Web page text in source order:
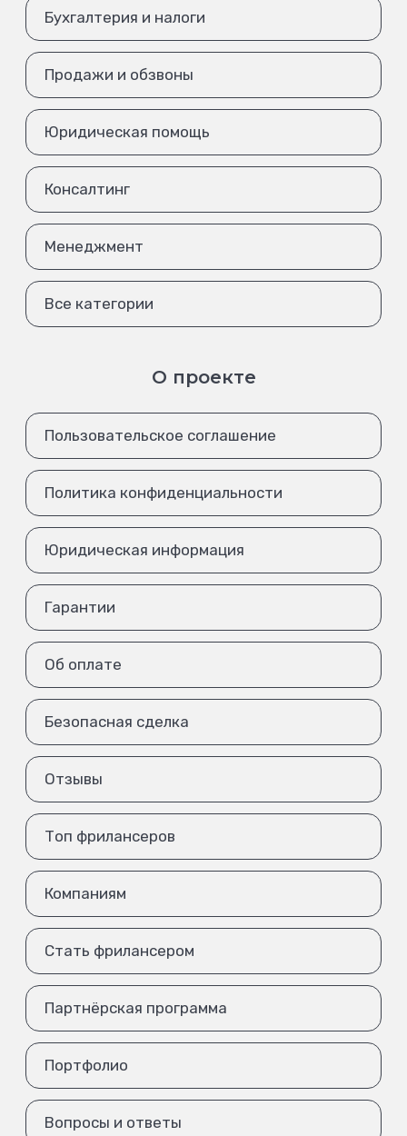
Бухгалтерия и налоги
Продажи и обзвоны
Юридическая помощь
Консалтинг
Менеджмент
Все категории
О проекте
Пользовательское соглашение
Политика конфиденциальности
Юридическая информация
Гарантии
Об оплате
Безопасная сделка
Отзывы
Топ фрилансеров
Компаниям
Стать фрилансером
Партнёрская программа
Портфолио
Вопросы и ответы